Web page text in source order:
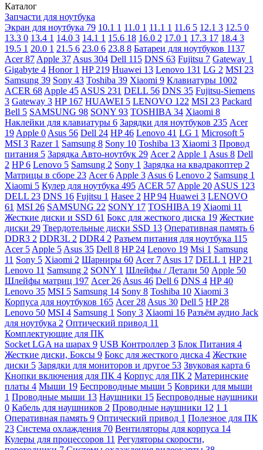
Каталог
Запчасти для ноутбука
Экран для ноутбука 79 10.1 1 11.0 1 11.1 1 11.6 5 12.1 3 12.5 0
13.3 0 13.4 1 14.0 3 14.1 1 15.6 18 16.0 2 17.0 1 17.3 17 18.4 3
19.5 1 20.0 1 21.5 6 23.0 6 23.8 8 Батареи для ноутбуков 1137
Acer87 Apple 37 Asus 304 Dell 115 DNS 63 Fujitsu 7 Gateway 1
Gigabyte 4 Honor 1 HP 219 Huawei 13 Lenovo 131 LG 2 MSI 23
Samsung 39 Sony 43 Toshiba 39 Xiaomi 9 Клавиатуры 1002
ACER 68 Apple 45 ASUS 231 DELL 56 DNS 35 Fujitsu-Siemens
3 Gateway 3 HP 167 HUAWEI 5 LENOVO 122 MSI 23 Packard
Bell 5 SAMSUNG 98 SONY 93 TOSHIBA 34 Xiaomi 8
Наклейки для клавиатуры 6 Зарядки для ноутбуков 235 Acer
19 Apple 0 Asus 56 Dell 24 HP46 Lenovo 41 LG 1 Microsoft 5
MSI 3 Razer 1 Samsung 8 Sony 10 Toshiba 13 Xiaomi 3 Провод
питания 5 Зарядка Авто-ноутбук 29 Acer 2 Apple 1 Asus 8 Dell
2 HP6 Lenovo 5 Samsung 2 Sony 1 Зарядка на квадракоптер 2
Матрицы в сборе 23 Acer6 Apple 3 Asus 6 Lenovo 2 Samsung 1
Xiaomi 5 Кулер для ноутбука 495 ACER 57 Apple 20 ASUS 123
DELL 23 DNS 16 Fujitsu 1 Hasee 2 HP94 Huawei 3 LENOVO
61 MSI 26 SAMSUNG 22 SONY 17 TOSHIBA 19 Xiaomi 11
Жесткие диски и SSD 61 Бокс для жесткого диска 19 Жесткие
диски 29 Твердотельные диски SSD 13 Оперативная память 6
DDR3 2 DDR3L 2 DDR4 2 Разъем питания для ноутбука 115
Acer 5 Apple 5 Asus 35 Dell 8 HP 24 Lenovo 19 Msi 1 Samsung
11 Sony 5 Xiaomi 2 Шарниры 60 Acer 7 Asus 17 DELL 1 HP 21
Lenovo 11 Samsung 2 SONY 1 Шлейфы / Детали 50 Apple 50
Шлейфы матриц 197 Acer 26 Asus 46 Dell 6 DNS 4 HP40
Lenovo 35 MSI 5 Samsung 14 Sony 8 Toshiba 10 Xiaomi 3
Корпуса для ноутбуков 165 Acer 28 Asus 30 Dell 5 HP 28
Lenovo 50 MSI 4 Samsung 1 Sony 3 Xiaomi 16 Разъём аудио Jack
для ноутбука 2 Оптический привод 11
Комплектующие для ПК
Socket LGA на шарах 9 USB Контроллер 3 Блок Питания 4
Жесткие диски, Боксы 9 Бокс для жесткого диска 4 Жесткие
диски 5 Зарядки для мониторов и другое 53 Звуковая карта 6
Кнопки включения для ПК 4 Корпус для ПК 2 Материнские
платы 4 Мыши 19 Беспроводные мыши 5 Коврики для мыши
1 Проводные мыши 13 Наушники 15 Беспроводные наушники
0 Кабель для наушников 2 Проводные наушники 12 1 1
Оперативная память 9 Оптический привод 1 Полезное для ПК
23 Система охлаждения 70 Вентиляторы для корпуса 14
Кулеры для процессоров 11 Регуляторы скорости,